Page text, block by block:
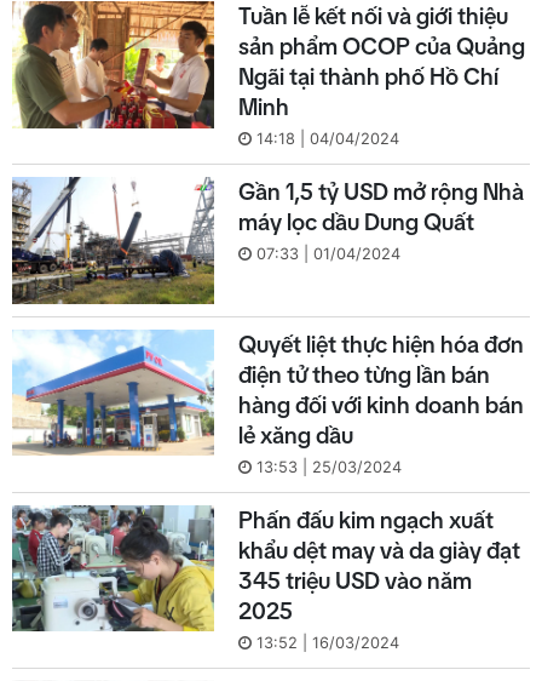
Tuần lễ kết nối và giới thiệu
sản phẩm OCOP của Quảng
Ngãi tại thành phố Hồ Chí
Minh
14:18 | 04/04/2024
Gần 1,5 tỷ USD mở rộng Nhà
máy lọc dầu Dung Quất
07:33 | 01/04/2024
Quyết liệt thực hiện hóa đơn
điện tử theo từng lần bán
hàng đối với kinh doanh bán
lẻ xăng dầu
13:53 | 25/03/2024
Phấn đấu kim ngạch xuất
khẩu dệt may và da giày đạt
345 triệu USD vào năm
2025
13:52 | 16/03/2024